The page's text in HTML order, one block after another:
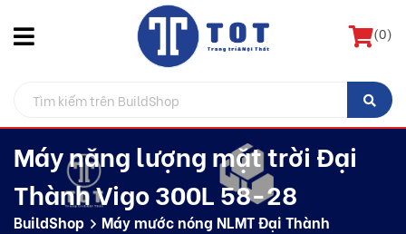
(0)
Máy năng lượng mặt trời Đại
Thành Vigo 300L 58-28
BuildShop Máy mước nóng NLMT Đại Thành